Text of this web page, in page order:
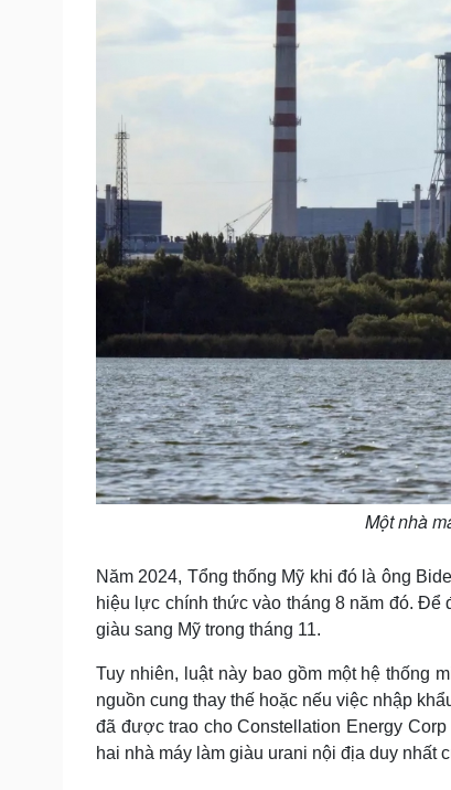
Cải chính
Một nhà
Năm 2024, Tổng thống Mỹ khi đó là ông
hiệu lực chính thức vào tháng 8 năm đó. Để
giàu sang Mỹ trong tháng 11.
Tuy nhiên, luật này bao gồm một hệ thống
nguồn cung thay thế hoặc nếu việc nhập
đã được trao cho Constellation Energy
hai nhà máy làm giàu urani nội địa duy nhất